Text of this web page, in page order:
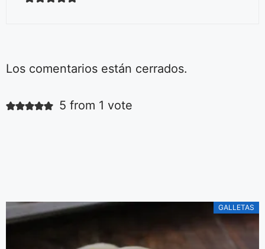
Los comentarios están cerrados.
5 from 1 vote
de tomates
GALLETAS